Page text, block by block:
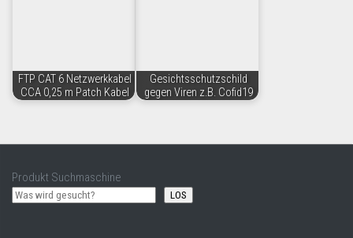
FTP CAT 6 Netzwerkkabel
CCA 0,25 m Patch Kabel
Gesichtsschutzschild
gegen Viren z.B. Cofid19
Produkt Suchmaschine
LOS